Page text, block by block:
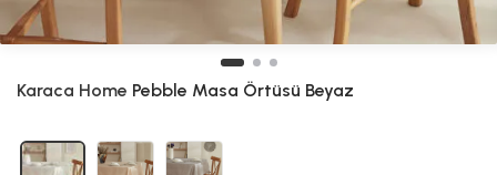
Karaca Home Pebble Masa Örtüsü Beyaz